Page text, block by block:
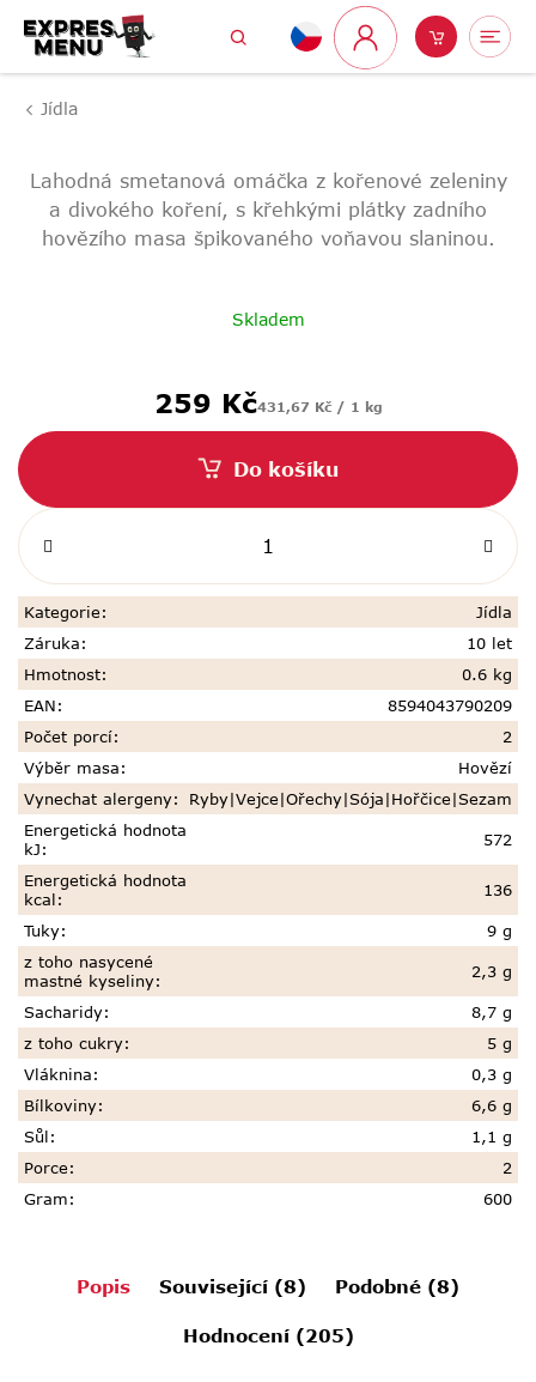
obsah
Hledat
Přihlášení
Nákupní
košík
Jídla
Lahodná smetanová omáčka z kořenové zeleniny
a divokého koření, s křehkými plátky zadního
hovězího masa špikovaného voňavou slaninou.
Skladem
259 KčMěrná
cena:
431,67 Kč / 1 kg
Do košíku
Kategorie:
Jídla
Záruka:
10 let
Hmotnost:
0.6 kg
EAN:
8594043790209
Počet porcí:
2
Výběr masa:
Hovězí
Vynechat alergeny:
Ryby|Vejce|Ořechy|Sója|Hořčice|Sezam
Energetická hodnota
kJ: 572
Energetická hodnota
kcal: 136
Tuky:
9 g
z toho nasycené
mastné kyseliny: 2,3 g
Sacharidy:
8,7 g
z toho cukry:
5 g
Vláknina:
0,3 g
Bílkoviny:
6,6 g
Sůl:
1,1 g
Porce:
2
Gram: 600
Popis Související (8) Podobné (8)
Hodnocení (205)